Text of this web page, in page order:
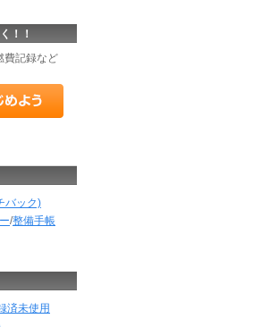
！！
費記録など
バック)
/整備手帳
未使用